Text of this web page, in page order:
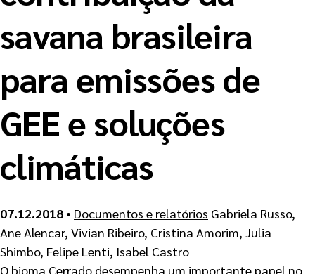
savana brasileira
para emissões de
GEE e soluções
climáticas
07.12.2018 • Documentos e relatórios Gabriela Russo,
Ane Alencar, Vivian Ribeiro, Cristina Amorim, Julia
Shimbo, Felipe Lenti, Isabel Castro
O bioma Cerrado desempenha um importante papel no